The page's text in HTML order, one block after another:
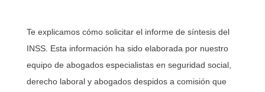
Te explicamos cómo solicitar el informe de síntesis del
INSS. Esta información ha sido elaborada por nuestro
equipo de abogados especialistas en seguridad social,
derecho laboral y abogados despidos a comisión que